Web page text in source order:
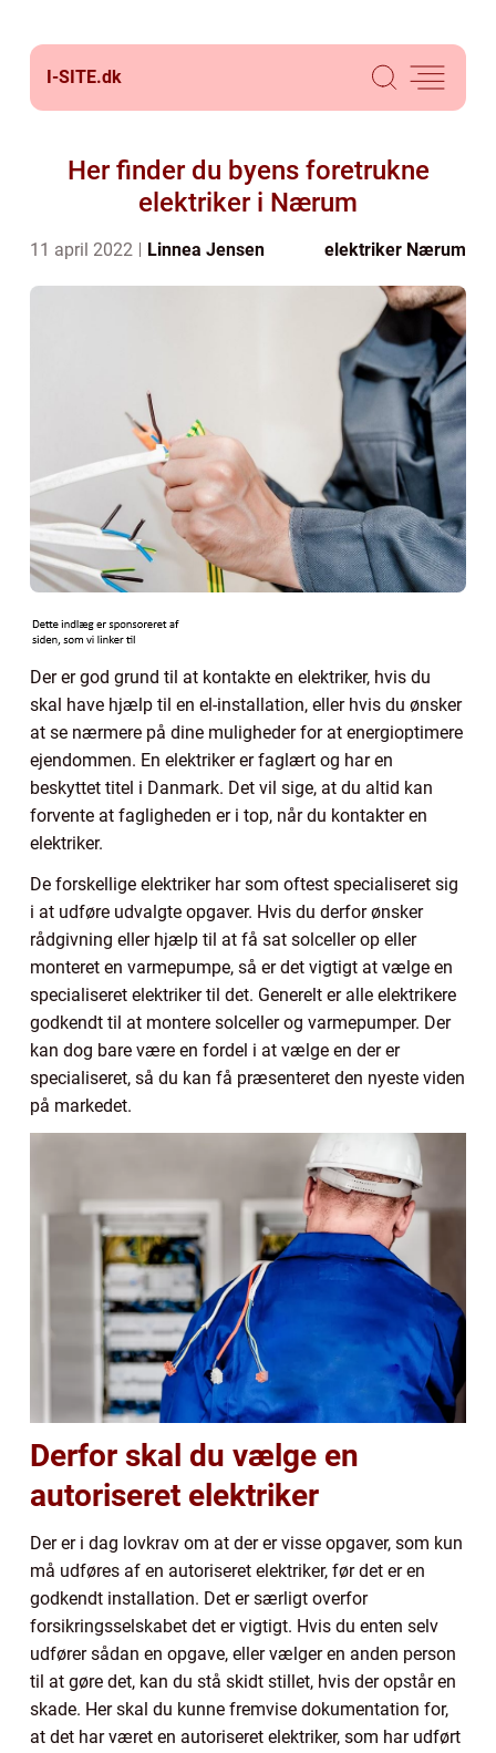
I-SITE.dk
Her finder du byens foretrukne
elektriker i Nærum
11 april 2022 Linnea Jensen elektriker Nærum
Der er god grund til at kontakte en elektriker, hvis du
skal have hjælp til en el-installation, eller hvis du ønsker
at se nærmere på dine muligheder for at energioptimere
ejendommen. En elektriker er faglært og har en
beskyttet titel i Danmark. Det vil sige, at du altid kan
forvente at fagligheden er i top, når du kontakter en
elektriker.
De forskellige elektriker har som oftest specialiseret sig
i at udføre udvalgte opgaver. Hvis du derfor ønsker
rådgivning eller hjælp til at få sat solceller op eller
monteret en varmepumpe, så er det vigtigt at vælge en
specialiseret elektriker til det. Generelt er alle elektrikere
godkendt til at montere solceller og varmepumper. Der
kan dog bare være en fordel i at vælge en der er
specialiseret, så du kan få præsenteret den nyeste viden
på markedet.
Derfor skal du vælge en
autoriseret elektriker
Der er i dag lovkrav om at der er visse opgaver, som kun
må udføres af en autoriseret elektriker, før det er en
godkendt installation. Det er særligt overfor
forsikringsselskabet det er vigtigt. Hvis du enten selv
udfører sådan en opgave, eller vælger en anden person
til at gøre det, kan du stå skidt stillet, hvis der opstår en
skade. Her skal du kunne fremvise dokumentation for,
at det har været en autoriseret elektriker, som har udført